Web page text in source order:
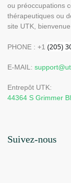
domicile
ou préoccupations
thérapeutiques ou
site UTK,
PHONE : +1
E-MAIL:
Entrepôt UTK:
44364 S Grimmer
Suivez-nous